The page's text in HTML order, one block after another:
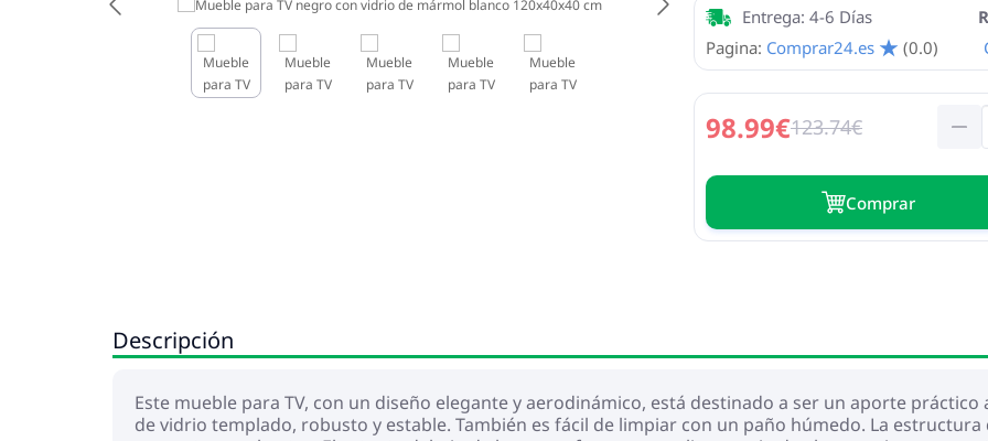
Entrega: 4-6 Días
Pagina: Comprar24.es (0.0)
98.99€123.74€
Сomprar
Descripción
Este mueble para TV, con un diseño elegante y aerodinámico, está destinado a ser un aporte
de vidrio templado, robusto y estable. También es fácil de limpiar con un paño húmedo. La